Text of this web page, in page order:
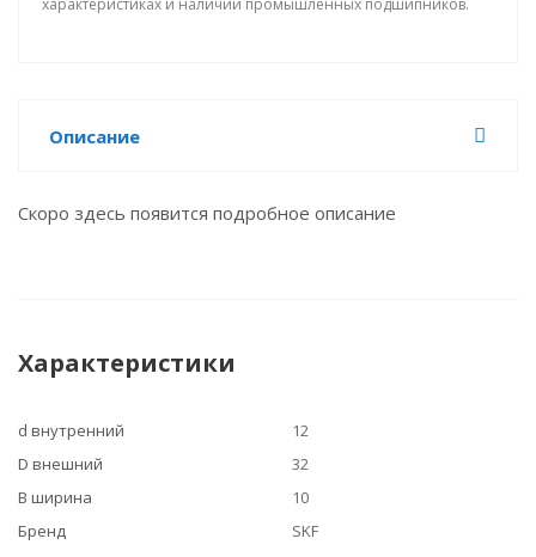
характеристиках и наличии промышленных подшипников.
Описание
Скоро здесь появится подробное описание
Характеристики
d внутренний
12
D внешний
32
B ширина
10
Бренд
SKF